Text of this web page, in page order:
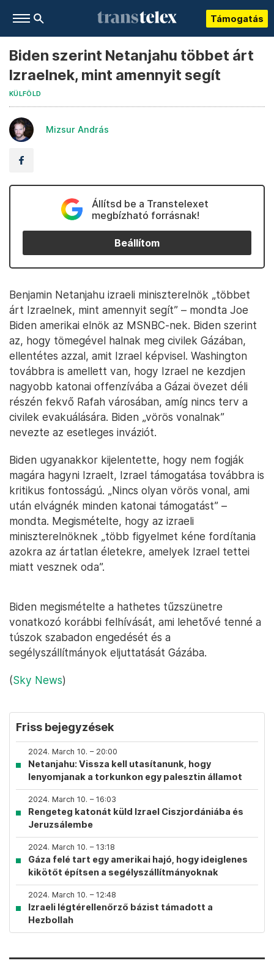
Támogatás
Biden szerint Netanjahu többet árt
Izraelnek, mint amennyit segít
KÜLFÖLD
Mizsur András
Állítsd be a Transtelexet
megbízható forrásnak!
Beállítom
Benjamin Netanjahu izraeli miniszterelnök „többet
árt Izraelnek, mint amennyit segít” – mondta Joe
Biden amerikai elnök az MSNBC-nek. Biden szerint
az, hogy tömegével halnak meg civilek Gázában,
ellentétes azzal, amit Izrael képvisel. Washington
továbbra is amellett van, hogy Izrael ne kezdjen
nagyobb katonai offenzívába a Gázai övezet déli
részén fekvő Rafah városában, amíg nincs terv a
civilek evakuálására. Biden „vörös vonalnak”
nevezte az esetleges inváziót.
Biden ugyanakkor kijelentette, hogy nem fogják
magára hagyni Izraelt, Izrael támogatása továbbra is
kritikus fontosságú. „Nincs olyan vörös vonal, ami
után elvágnék minden katonai támogatást” –
mondta. Megismételte, hogy az izraeli
miniszterelnöknek „több figyelmet kéne fordítania
azokra az ártatlan életekre, amelyek Izrael tettei
miatt vesznek oda”.
Biden megismételte a hathetes tűzszünetre
vonatkozó korábbi felhívását, ami lehetővé tenné a
túszok szabadon engedését és a
segélyszállítmányok eljuttatását Gázába.
(Sky News)
Friss bejegyzések
2024. March 10. – 20:00
Netanjahu: Vissza kell utasítanunk, hogy
lenyomjanak a torkunkon egy palesztin államot
2024. March 10. – 16:03
Rengeteg katonát küld Izrael Ciszjordániába és
Jeruzsálembe
2024. March 10. – 13:18
Gáza felé tart egy amerikai hajó, hogy ideiglenes
kikötőt építsen a segélyszállítmányoknak
2024. March 10. – 12:48
Izraeli légtérellenőrző bázist támadott a
Hezbollah